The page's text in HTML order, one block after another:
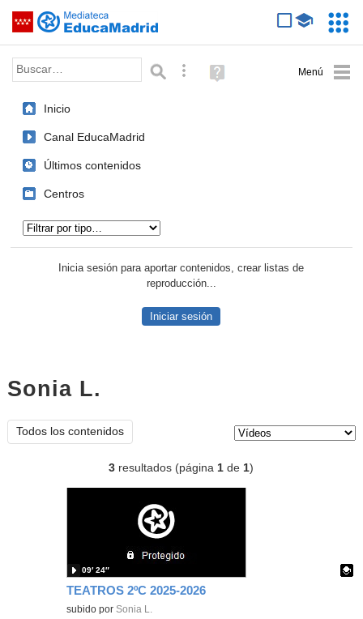
Saltar navegación
Palabra o frase: Búsqueda avanzada
Ayuda
(en
Inicio
Canal EducaMadrid
Últimos contenidos
Centros
Inicia sesión para aportar contenidos, crear listas de
reproducción...
Iniciar sesión
Sonia L.
Todos los contenidos
3 resultados (página1 de1)
TEATROS 2ºC 2025-2026
Contenido educativo.
subido por Sonia L.
09′ 24″